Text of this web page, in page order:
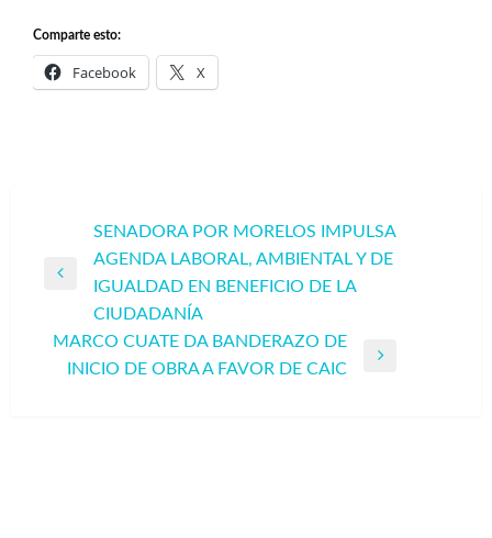
Comparte esto:
Facebook X
Navegación
de
entradas
Entrada
anterior
SENADORA POR MORELOS IMPULSA
AGENDA LABORAL, AMBIENTAL Y DE
IGUALDAD EN BENEFICIO DE LA
CIUDADANÍA
Entrada
MARCO CUATE DA BANDERAZO DE
INICIO DE OBRA A FAVOR DE CAIC